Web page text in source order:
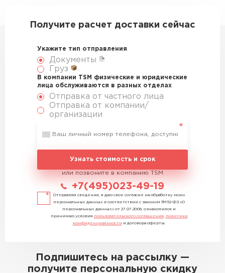
Получите расчет доставки сейчас
Укажите тип отправления
Документы
Груз
В компании TSM физические и юридические
лица обслуживаются в разных отделах
Отправка от частного лица
Отправка от компании/
организации
Узнать стоимость и срок
или позвоните в компанию TSM
+7(495)023-49-19
Отправляя сведения, я даю свое согласие на обработку моих
персональных данных в соответствии с законом №152-ФЗ «О
персональных данных» от 27.07.2006, ознакомился и
принимаю условия пользовательского соглашения
политики
конфиденциальности и договора оферты.
Подпишитесь на рассылку —
получите персональную скидку